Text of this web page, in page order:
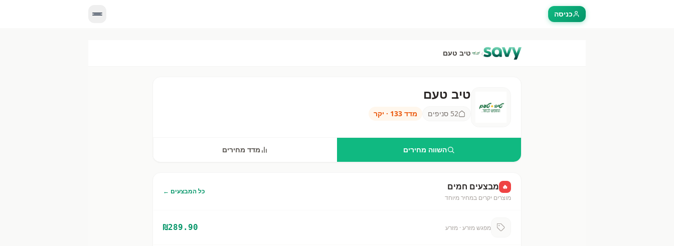
כניסה
› טיב טעם
טיב טעם
טיב טעם
52 סניפים מדד 133
· יקר
השווה מחירים מדד מחירים
🔥
מבצעים חמים
מוצרים יקרים במחיר מיוחד
כל המבצעים ←
מפגש מזרע · מזרע ₪289.90